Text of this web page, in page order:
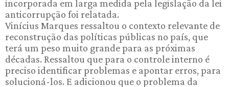
incorporada em larga medida pela legislação da lei
anticorrupção foi relatada.
Vinícius Marques ressaltou o contexto relevante de
reconstrução das políticas públicas no país, que
terá um peso muito grande para as próximas
décadas. Ressaltou que para o controle interno é
preciso identificar problemas e apontar erros, para
solucioná-los. E adicionou que o problema da